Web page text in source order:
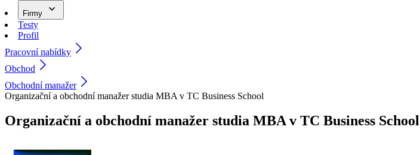
Firmy
Testy
Profil
Pracovní nabídky
Obchod
Obchodní manažer
Organizační a obchodní manažer studia MBA v TC Business School
Organizační a obchodní manažer studia MBA v TC Business School